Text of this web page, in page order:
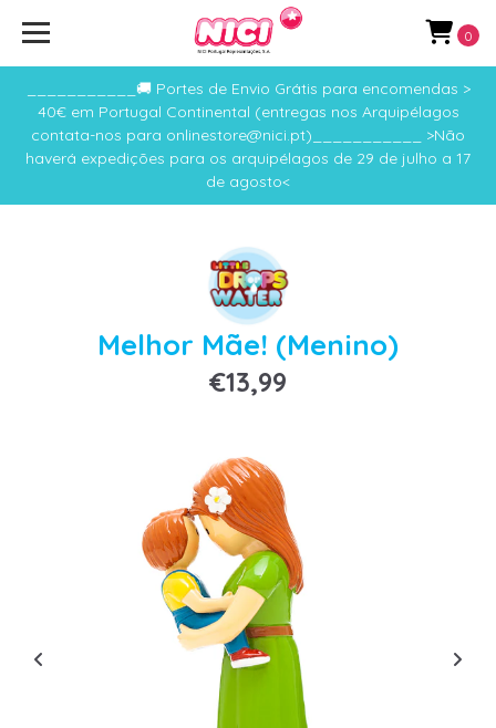
___________🚚 Portes de Envio Grátis para encomendas >
40€ em Portugal Continental (entregas nos Arquipélagos
contata-nos para onlinestore@nici.pt)___________ >Não
haverá expedições para os arquipélagos de 29 de julho a 17
de agosto<
0
Melhor Mãe! (Menino)
€13,99